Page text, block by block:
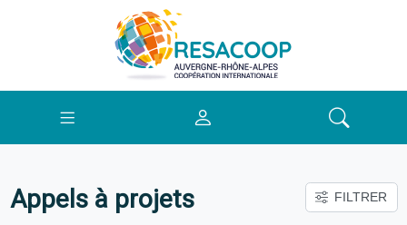
Appels à projets FILTRER